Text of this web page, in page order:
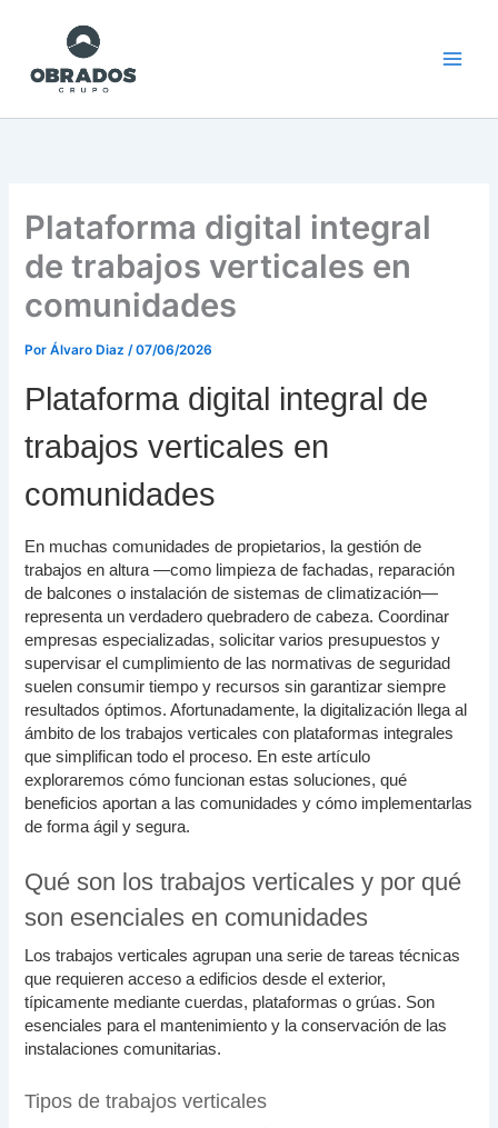
contenido
Plataforma digital integral
de trabajos verticales en
comunidades
PorÁlvaro Diaz /07/06/2026
Plataforma digital integral de
trabajos verticales en
comunidades
En muchas comunidades de propietarios, la gestión de
trabajos en altura —como limpieza de fachadas, reparación
de balcones o instalación de sistemas de climatización—
representa un verdadero quebradero de cabeza. Coordinar
empresas especializadas, solicitar varios presupuestos y
supervisar el cumplimiento de las normativas de seguridad
suelen consumir tiempo y recursos sin garantizar siempre
resultados óptimos. Afortunadamente, la digitalización llega al
ámbito de los trabajos verticales con plataformas integrales
que simplifican todo el proceso. En este artículo
exploraremos cómo funcionan estas soluciones, qué
beneficios aportan a las comunidades y cómo implementarlas
de forma ágil y segura.
Qué son los trabajos verticales y por qué
son esenciales en comunidades
Los trabajos verticales agrupan una serie de tareas técnicas
que requieren acceso a edificios desde el exterior,
típicamente mediante cuerdas, plataformas o grúas. Son
esenciales para el mantenimiento y la conservación de las
instalaciones comunitarias.
Tipos de trabajos verticales